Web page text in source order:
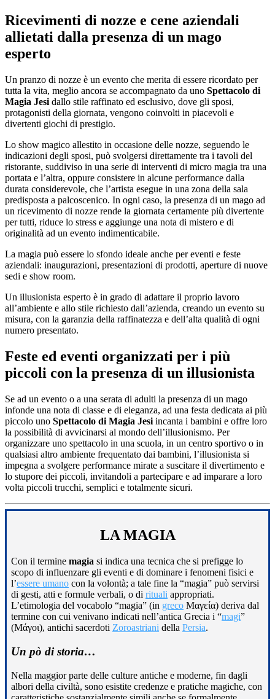
Ricevimenti di nozze e cene aziendali
allietati dalla presenza di un mago
esperto
Un pranzo di nozze è un evento che merita di essere ricordato per
tutta la vita, meglio ancora se accompagnato da uno Spettacolo di
Magia Jesi dallo stile raffinato ed esclusivo, dove gli sposi,
protagonisti della giornata, vengono coinvolti in piacevoli e
divertenti giochi di prestigio.
Lo show magico allestito in occasione delle nozze, seguendo le
indicazioni degli sposi, può svolgersi direttamente tra i tavoli del
ristorante, suddiviso in una serie di interventi di micro magia tra una
portata e l’altra, oppure consistere in alcune performance dalla
durata considerevole, che l’artista esegue in una zona della sala
predisposta a palcoscenico. In ogni caso, la presenza di un mago ad
un ricevimento di nozze rende la giornata certamente più divertente
per tutti, riduce lo stress e aggiunge una nota di mistero e di
originalità ad un evento indimenticabile.
La magia può essere lo sfondo ideale anche per eventi e feste
aziendali: inaugurazioni, presentazioni di prodotti, aperture di nuove
sedi e show room.
Un illusionista esperto è in grado di adattare il proprio lavoro
all’ambiente e allo stile richiesto dall’azienda, creando un evento su
misura, con la garanzia della raffinatezza e dell’alta qualità di ogni
numero presentato.
Feste ed eventi organizzati per i più
piccoli con la presenza di un illusionista
Se ad un evento o a una serata di adulti la presenza di un mago
infonde una nota di classe e di eleganza, ad una festa dedicata ai più
piccolo uno Spettacolo di Magia Jesi incanta i bambini e offre loro
la possibilità di avvicinarsi al mondo dell’illusionismo. Per
organizzare uno spettacolo in una scuola, in un centro sportivo o in
qualsiasi altro ambiente frequentato dai bambini, l’illusionista si
impegna a svolgere performance mirate a suscitare il divertimento e
lo stupore dei piccoli, invitandoli a partecipare e ad imparare a loro
volta piccoli trucchi, semplici e totalmente sicuri.
LA MAGIA
Con il termine magia si indica una tecnica che si prefigge lo
scopo di influenzare gli eventi e di dominare i fenomeni fisici e
l’essere umano con la volontà; a tale fine la “magia” può servirsi
di gesti, atti e formule verbali, o di rituali appropriati.
L’etimologia del vocabolo “magia” (in greco Μαγεία) deriva dal
termine con cui venivano indicati nell’antica Grecia i “magi”
(Μάγοι), antichi sacerdoti Zoroastriani della Persia.
Un pò di storia…
Nella maggior parte delle culture antiche e moderne, fin dagli
albori della civiltà, sono esistite credenze e pratiche magiche, con